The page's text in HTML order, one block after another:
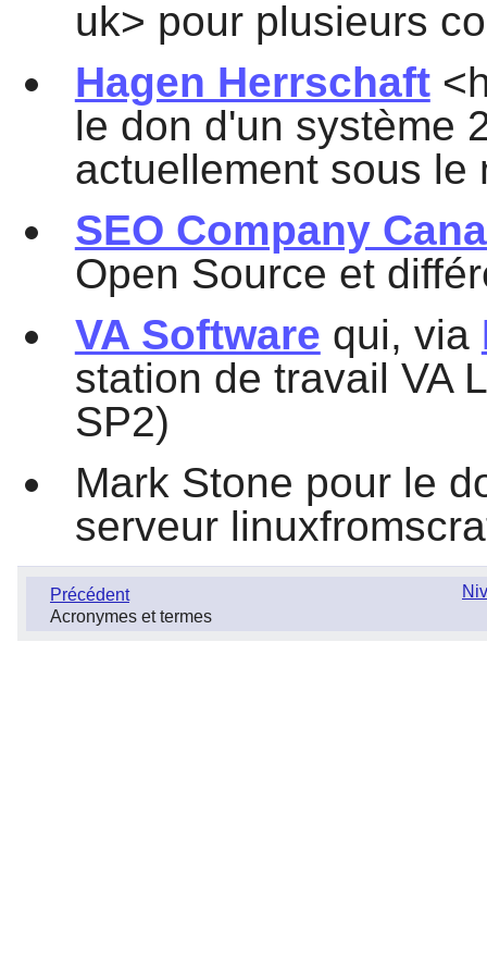
uk> pour plusieurs
Hagen Herrschaft
le don d'un système
actuellement sous le
SEO Company
Open Source et
VA Software qui, via
station de travail VA
SP2)
Mark Stone pour le
serveur
Précédent
Acronymes et termes